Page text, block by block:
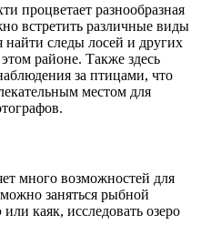
процветает разнообразная
встретить различные виды
найти следы лосей и других
районе. Также здесь
за птицами, что
местом для
много возможностей для
заняться рыбной
каяк, исследовать озеро